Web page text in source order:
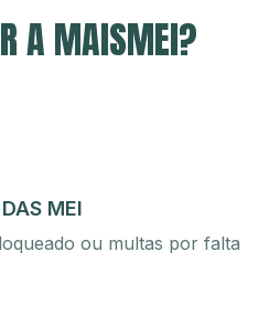
A MAISMEI?
MEI
ou multas por falta